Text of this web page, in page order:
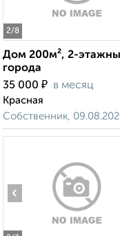
2/8
Дом 200м², 2-
города
35 000 ₽ в месяц
Красная
Собственник,
‹